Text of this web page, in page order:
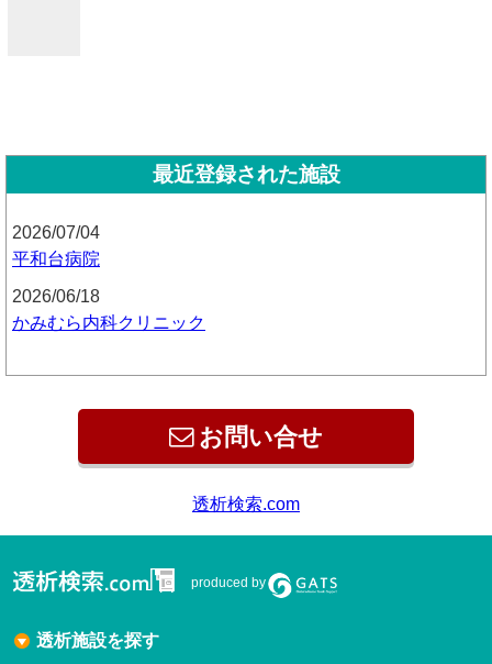
最近登録された施設
2026/07/04
平和台病院
2026/06/18
かみむら内科クリニック
お問い合せ
透析検索.com
produced by
透析施設を探す